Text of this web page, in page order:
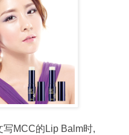
写MCC的Lip Balm时,